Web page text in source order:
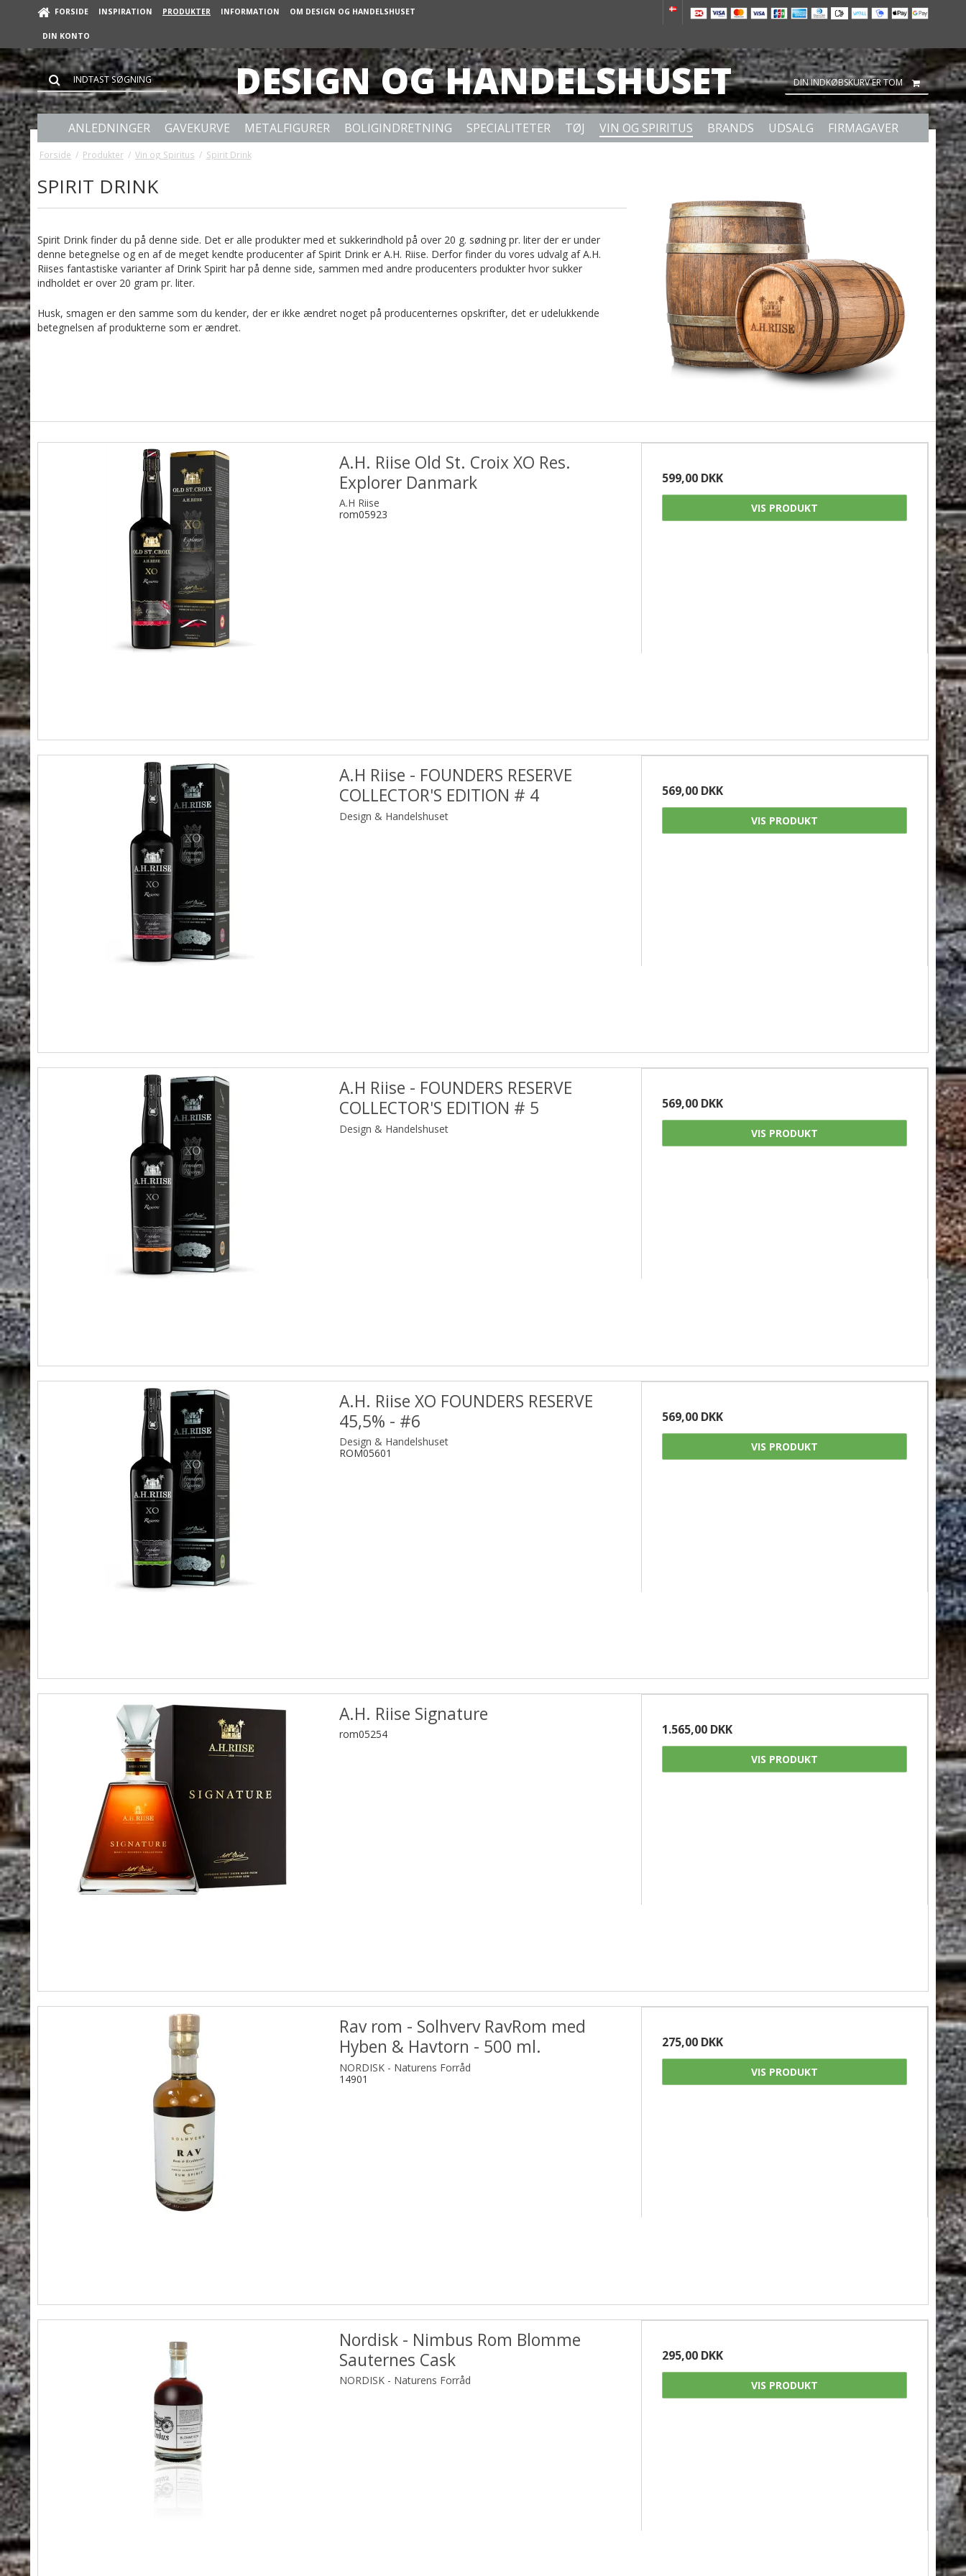
FORSIDE INSPIRATION PRODUKTER INFORMATION OM DESIGN OG HANDELSHUSET
DIN KONTO
DESIGN OG HANDELSHUSET DIN INDKØBSKURV ER TOM
ANLEDNINGER GAVEKURVE METALFIGURER BOLIGINDRETNING SPECIALITETER TØJ VIN OG SPIRITUS BRANDS UDSALG FIRMAGAVER
Forside / Produkter / Vin og Spiritus / Spirit Drink
SPIRIT DRINK
Spirit Drink finder du på denne side. Det er alle produkter med et sukkerindhold på over 20 g. sødning pr. liter der er under
denne betegnelse og en af de meget kendte producenter af Spirit Drink er A.H. Riise. Derfor finder du vores udvalg af A.H.
Riises fantastiske varianter af Drink Spirit har på denne side, sammen med andre producenters produkter hvor sukker
indholdet er over 20 gram pr. liter.
Husk, smagen er den samme som du kender, der er ikke ændret noget på producenternes opskrifter, det er udelukkende
betegnelsen af produkterne som er ændret.
A.H. Riise Old St. Croix XO Res.
Explorer Danmark
A.H Riise
rom05923
599,00 DKK
VIS PRODUKT
A.H Riise - FOUNDERS RESERVE
COLLECTOR'S EDITION # 4
Design & Handelshuset
569,00 DKK
VIS PRODUKT
A.H Riise - FOUNDERS RESERVE
COLLECTOR'S EDITION # 5
Design & Handelshuset
569,00 DKK
VIS PRODUKT
A.H. Riise XO FOUNDERS RESERVE
45,5% - #6
Design & Handelshuset
ROM05601
569,00 DKK
VIS PRODUKT
A.H. Riise Signature
rom05254 1.565,00 DKK
VIS PRODUKT
Rav rom - Solhverv RavRom med
Hyben & Havtorn - 500 ml.
NORDISK - Naturens Forråd
14901
275,00 DKK
VIS PRODUKT
Nordisk - Nimbus Rom Blomme
Sauternes Cask
NORDISK - Naturens Forråd
295,00 DKK
VIS PRODUKT